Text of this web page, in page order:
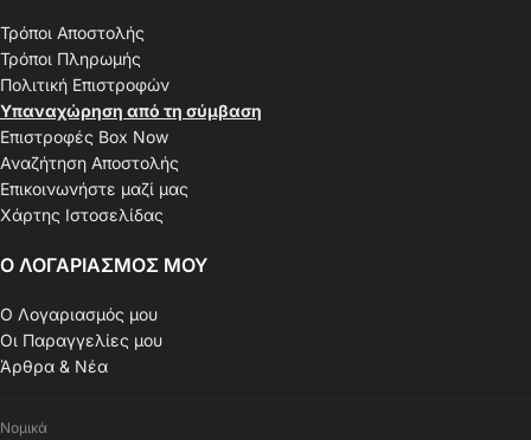
Τρόποι Αποστολής
Τρόποι Πληρωμής
Πολιτική Επιστροφών
Υπαναχώρηση από τη σύμβαση
Επιστροφές Box Now
Αναζήτηση Αποστολής
Επικοινωνήστε μαζί μας
Χάρτης Ιστοσελίδας
Ο ΛΟΓΑΡΙΑΣΜΟΣ ΜΟΥ
Ο Λογαριασμός μου
Οι Παραγγελίες μου
Άρθρα & Νέα
Νομικά